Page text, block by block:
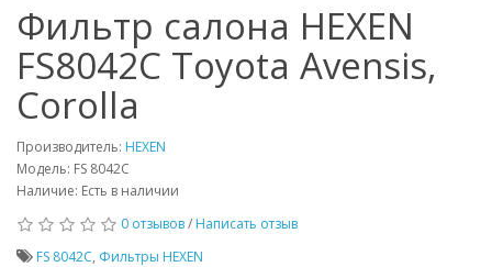
Фильтр салона HEXEN
FS8042C Toyota Avensis,
Corolla
Производитель: HEXEN
Модель: FS 8042C
Наличие: Есть в наличии
0 отзывов/ Написать отзыв
FS 8042C, Фильтры HEXEN